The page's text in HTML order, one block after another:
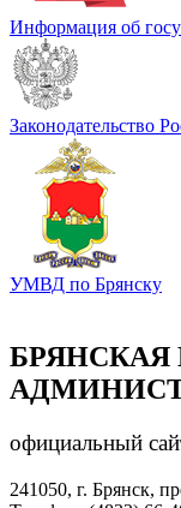
Информация об
Законодательство
УМВД по Брянску
БРЯНСКАЯ
официальный
241050, г. Брянск,